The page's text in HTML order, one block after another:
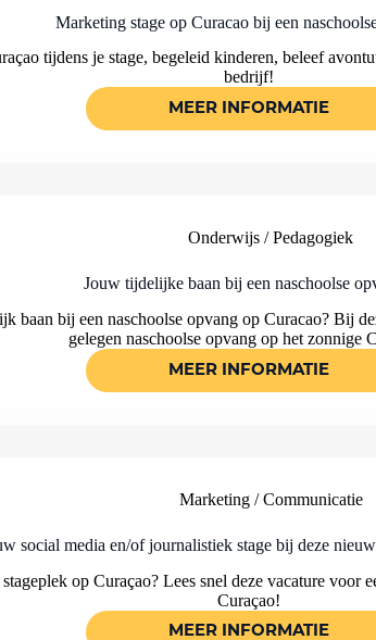
Marketing stage op Curacao bij een
tijdens je stage, begeleid kinderen, beleef
bedrijf!
MEER INFORMATIE
MARKETING
STAGE
OPVANG
!
Onderwijs / Pedagogiek
Jouw tijdelijke baan bij een naschoolse
baan bij een naschoolse opvang op Curacao? Bij
gelegen naschoolse opvang op het zonnige
MEER INFORMATIE
JOUW
TIJDELIJKE
Marketing / Communicatie
social media en/of journalistiek stage bij deze
op Curaçao? Lees snel deze vacature voor
Curaçao!
MEER INFORMATIE